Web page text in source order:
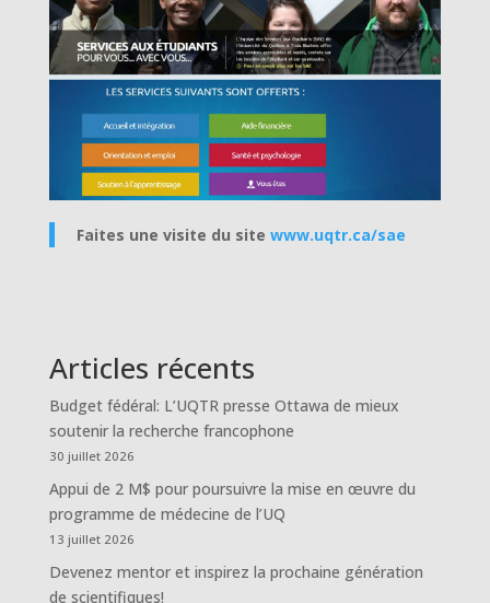
Faites une visite du site www.uqtr.ca/sae
Articles récents
Budget fédéral: L’UQTR presse Ottawa de mieux
soutenir la recherche francophone
30 juillet 2026
Appui de 2 M$ pour poursuivre la mise en œuvre du
programme de médecine de l’UQ
13 juillet 2026
Devenez mentor et inspirez la prochaine génération
de scientifiques!